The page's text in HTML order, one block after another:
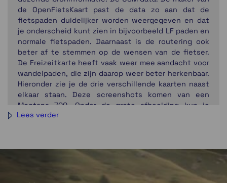
de OpenFietsKaart past de data zo aan dat de
fietspaden duidelijker worden weergegeven en dat
je onderscheid kunt zien in bijvoorbeeld LF paden en
normale fietspaden. Daarnaast is de routering ook
beter af te stemmen op de wensen van de fietser.
De Freizeitkarte heeft vaak weer mee aandacht voor
wandelpaden, die zijn daarop weer beter herkenbaar.
Hieronder zie je de drie verschillende kaarten naast
elkaar staan. Deze screenshots komen van een
Montana 700. Onder de grote afbeelding kun je
wisselen van kaart.
Freizeikarte
Lees verder